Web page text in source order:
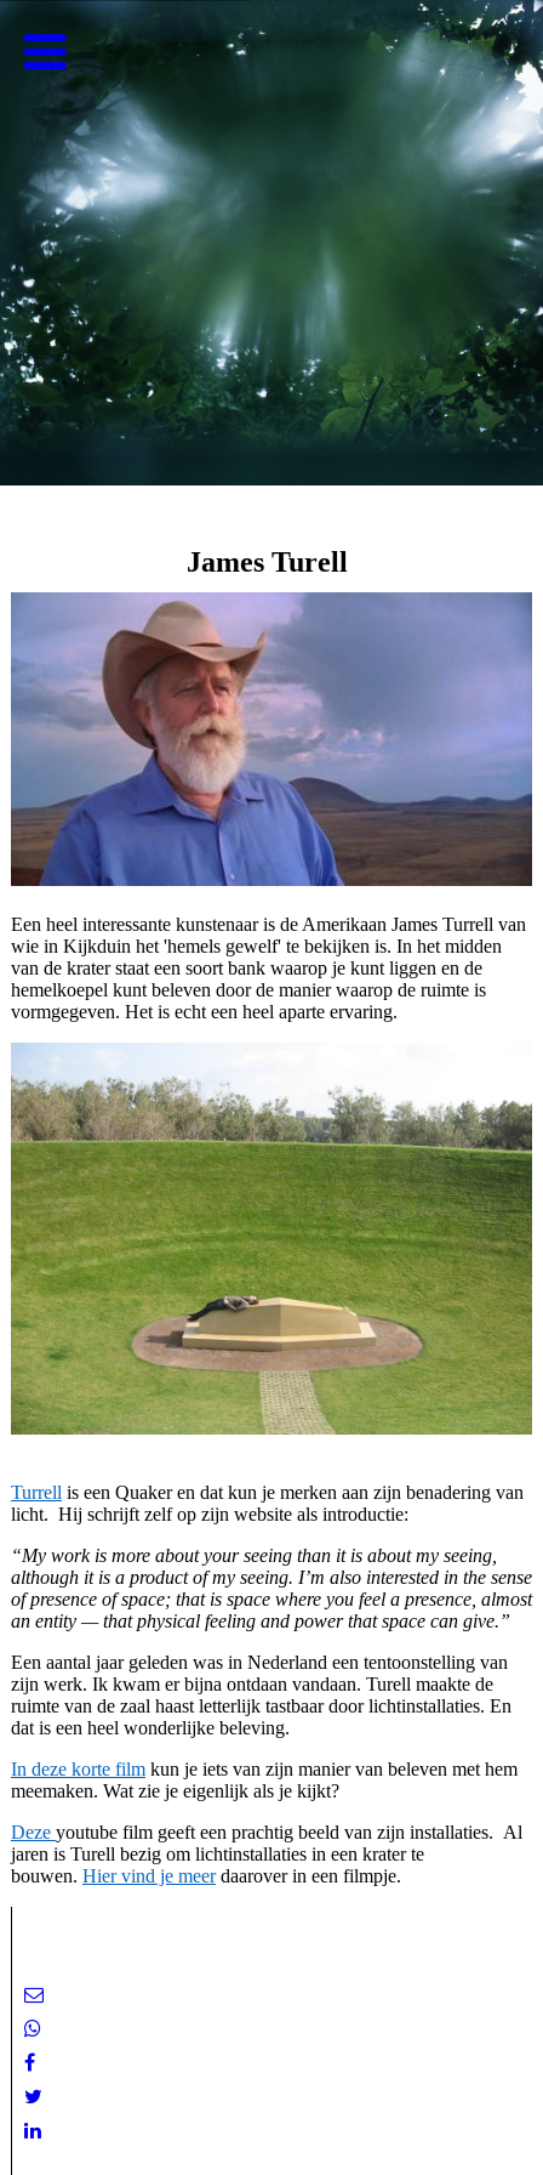
James Turell
Een heel interessante kunstenaar is de Amerikaan James Turrell van
wie in Kijkduin het 'hemels gewelf' te bekijken is. In het midden
van de krater staat een soort bank waarop je kunt liggen en de
hemelkoepel kunt beleven door de manier waarop de ruimte is
vormgegeven. Het is echt een heel aparte ervaring.
Turrell is een Quaker en dat kun je merken aan zijn benadering van
licht. Hij schrijft zelf op zijn website als introductie:
“My work is more about your seeing than it is about my seeing,
although it is a product of my seeing. I’m also interested in the sense
of presence of space; that is space where you feel a presence, almost
an entity — that physical feeling and power that space can give.”
Een aantal jaar geleden was in Nederland een tentoonstelling van
zijn werk. Ik kwam er bijna ontdaan vandaan. Turell maakte de
ruimte van de zaal haast letterlijk tastbaar door lichtinstallaties. En
dat is een heel wonderlijke beleving.
In deze korte film kun je iets van zijn manier van beleven met hem
meemaken. Wat zie je eigenlijk als je kijkt?
Deze youtube film geeft een prachtig beeld van zijn installaties. Al
jaren is Turell bezig om lichtinstallaties in een krater te
bouwen. Hier vind je meerdaarover in een filmpje.